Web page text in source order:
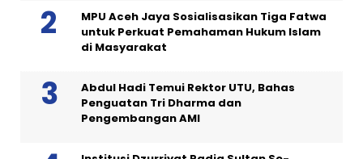
MPU Aceh Jaya Sosialisasikan Tiga Fatwa
untuk Perkuat Pemahaman Hukum Islam
di Masyarakat
Abdul Hadi Temui Rektor UTU, Bahas
Penguatan Tri Dharma dan
Pengembangan AMI